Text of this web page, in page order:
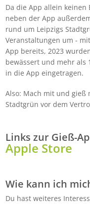
Da die App allein keinen
neben der App
rund um Leipzigs
Veranstaltungen um -
App bereits, 2023
bewässert und mehr als
in die App eingetragen.
Also: Mach mit und gieß
Stadtgrün vor dem
Links zur Gieß-
Apple Store
Wie kann ich
Du hast weiteres